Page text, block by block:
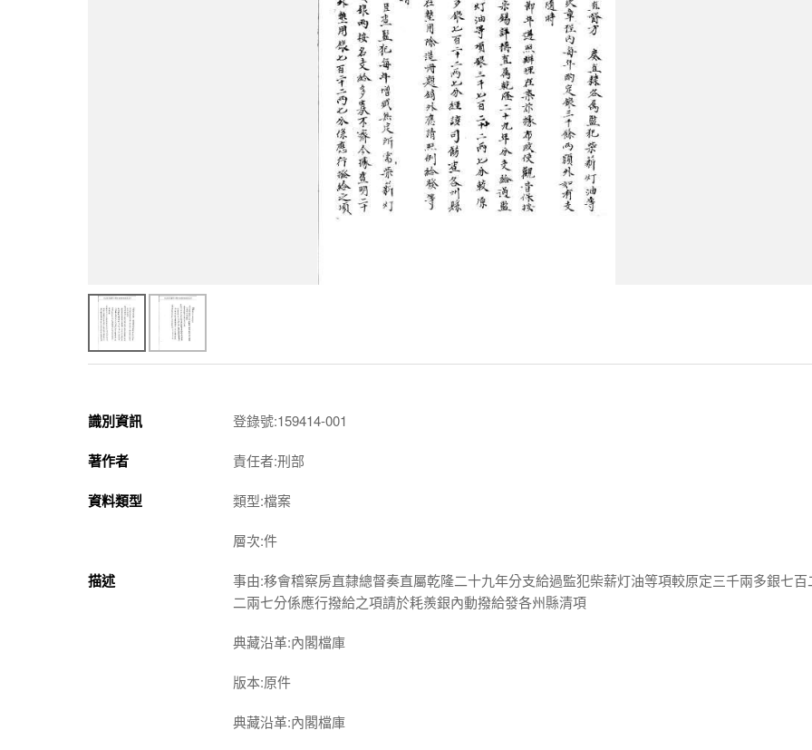
識別資訊 登錄號:159414-001
著作者 責任者:刑部
資料類型 類型:檔案
層次:件
描述
事由:移會稽察房直隸總督奏直屬乾隆二十九年分支給過監犯柴薪灯油等項較原定三千兩多銀七百
二兩七分係應行撥給之項請於耗羨銀內動撥給發各州縣清項
典藏沿革:內閣檔庫
版本:原件
典藏沿革:內閣檔庫